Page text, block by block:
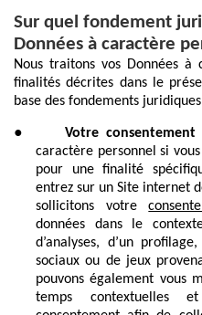
Sur quel fondement
Données à caractère
Nous traitons vos Données
finalités décrites dans le
base des fondements
● Votre consentement
caractère personnel si
pour une finalité
entrez sur un Site internet
sollicitons votre
données dans le
d’analyses, d’un
sociaux ou de jeux
pouvons également vous
temps contextuelles